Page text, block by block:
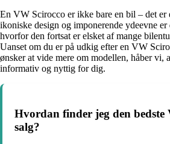
En VW Scirocco er ikke bare en bil – det er
ikoniske design og imponerende ydeevne
hvorfor den fortsat er elsket af mange
Uanset om du er på udkig efter en VW
ønsker at vide mere om modellen, håber vi,
informativ og nyttig for dig.
Hvordan finder jeg den bedste
salg?